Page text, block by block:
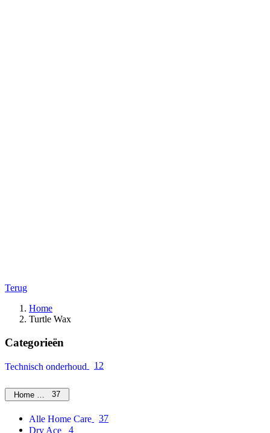
Terug
Home
Turtle Wax
Categorieën
Technisch onderhoud 12
Home Care37
Alle Home Care
37
Dry Ace
4